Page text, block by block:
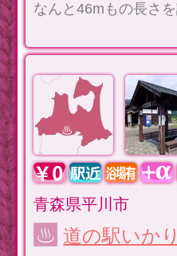
なんと46mもの長さ
青森県平川市
道の駅いか